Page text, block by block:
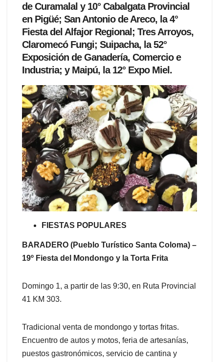
de Curamalal y 10° Cabalgata Provincial
en Pigüé; San Antonio de Areco, la 4°
Fiesta del Alfajor Regional; Tres Arroyos,
Claromecó Fungi; Suipacha, la 52°
Exposición de Ganadería, Comercio e
Industria; y Maipú, la 12° Expo Miel.
FIESTAS POPULARES
BARADERO (Pueblo Turístico Santa Coloma) –
19º Fiesta del Mondongo y la Torta Frita
Domingo 1, a partir de las 9:30, en Ruta Provincial
41 KM 303.
Tradicional venta de mondongo y tortas fritas.
Encuentro de autos y motos, feria de artesanías,
puestos gastronómicos, servicio de cantina y